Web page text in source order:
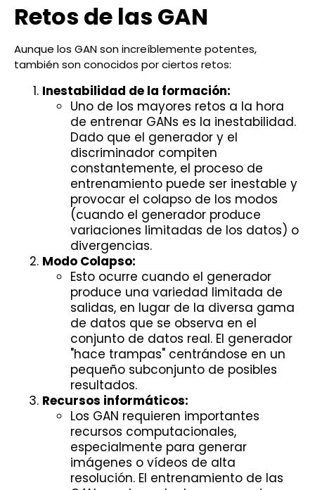
Retos de las GAN
Aunque los GAN son increíblemente potentes,
también son conocidos por ciertos retos:
Inestabilidad de la formación:
Uno de los mayores retos a la hora
de entrenar GANs es la inestabilidad.
Dado que el generador y el
discriminador compiten
constantemente, el proceso de
entrenamiento puede ser inestable y
provocar el colapso de los modos
(cuando el generador produce
variaciones limitadas de los datos) o
divergencias.
Modo Colapso:
Esto ocurre cuando el generador
produce una variedad limitada de
salidas, en lugar de la diversa gama
de datos que se observa en el
conjunto de datos real. El generador
"hace trampas" centrándose en un
pequeño subconjunto de posibles
resultados.
Recursos informáticos:
Los GAN requieren importantes
recursos computacionales,
especialmente para generar
imágenes o vídeos de alta
resolución. El entrenamiento de las